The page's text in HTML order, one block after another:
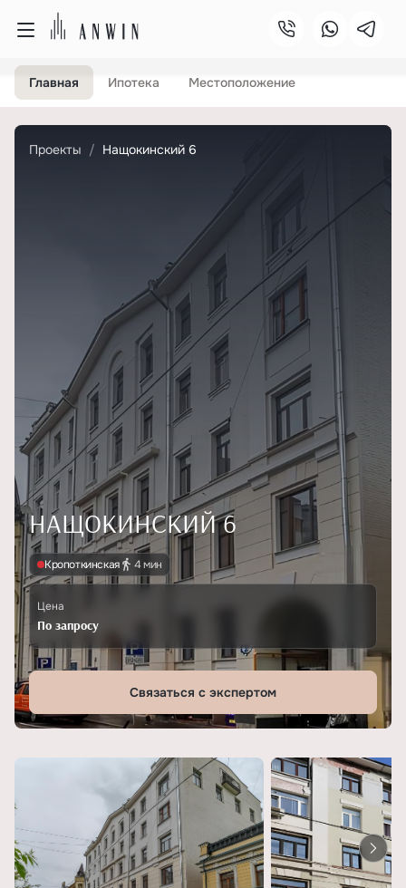
Главная Ипотека Местоположение
Проекты Нащокинский 6
НАЩОКИНСКИЙ 6
Кропоткинская 4 мин
Цена
По запросу
Связаться с экспертом